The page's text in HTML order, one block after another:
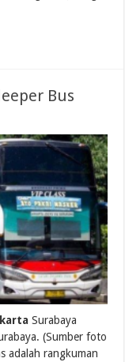
Bus
Surabaya
(Sumber foto
adalah rangkuman